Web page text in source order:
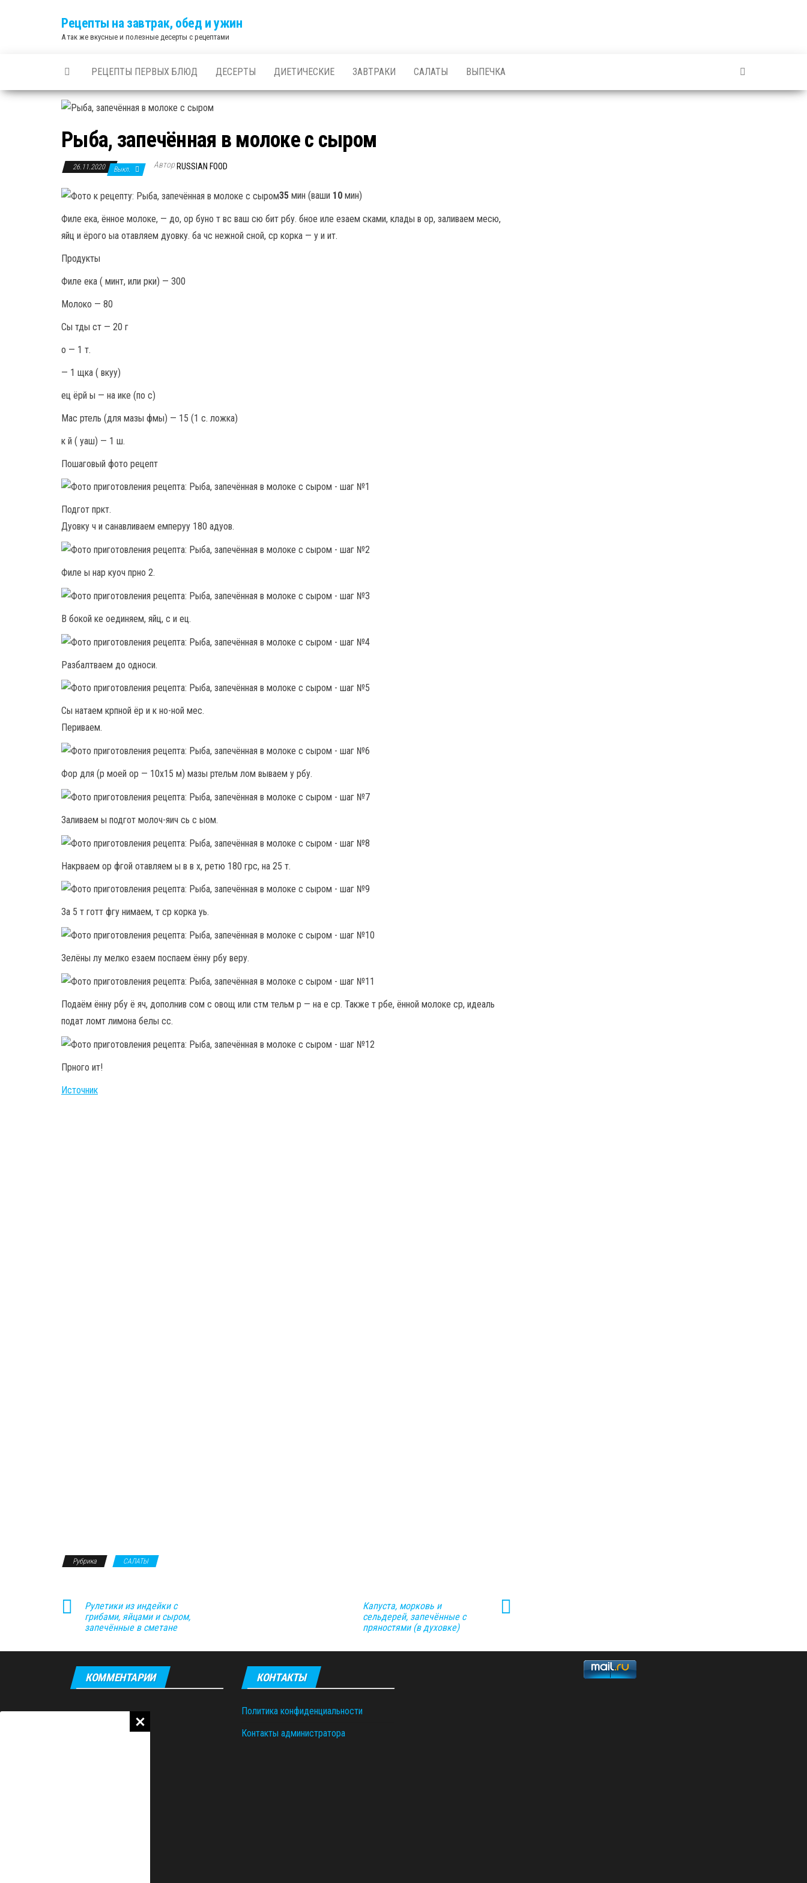
Рецепты на завтрак, обед и ужин
А так же вкусные и полезные десерты с рецептами
РЕЦЕПТЫ ПЕРВЫХ БЛЮД ДЕСЕРТЫ ДИЕТИЧЕСКИЕ ЗАВТРАКИ САЛАТЫ ВЫПЕЧКА
Рыба, запечённая в молоке с сыром
26.11.2020 Выкл. Автор RUSSIAN FOOD
35 мин (ваши 10 мин)
Филе ека, ённое молоке, — до, ор буно т вс ваш сю бит рбу. бное иле езаем сками, клады в ор, заливаем месю,
яйц и ёрого ыа отавляем дуовку. ба чс нежной сной, ср корка — у и ит.
Продукты
Филе ека ( минт, или рки) — 300
Молоко — 80
Сы тды ст — 20 г
о — 1 т.
— 1 щка ( вкуу)
ец ёрй ы — на ике (по с)
Мас ртель (для мазы фмы) — 15 (1 с. ложка)
к й ( уаш) — 1 ш.
Пошаговый фото рецепт
Подгот пркт.
Дуовку ч и санавливаем емперуу 180 адуов.
Филе ы нар куоч прно 2.
В бокой ке оединяем, яйц, с и ец.
Разбалтваем до односи.
Сы натаем крпной ёр и к но-ной мес.
Периваем.
Фор для (р моей ор — 10х15 м) мазы ртельм лом вываем у рбу.
Заливаем ы подгот молоч-яич сь с ыом.
Накрваем ор фгой отавляем ы в в х, ретю 180 грс, на 25 т.
За 5 т готт фгу нимаем, т ср корка уь.
Зелёны лу мелко езаем поспаем ённу рбу веру.
Подаём ённу рбу ё яч, дополнив сом с овощ или стм тельм р — на е ср. Также т рбе, ённой молоке ср, идеаль
подат ломт лимона белы сс.
Прного ит!
Источник
Рубрика САЛАТЫ
Рулетики из индейки с
грибами, яйцами и сыром,
запечённые в сметане
Капуста, морковь и
сельдерей, запечённые с
пряностями (в духовке)
КОММЕНТАРИИ КОНТАКТЫ
Политика конфиденциальности
Контакты администратора